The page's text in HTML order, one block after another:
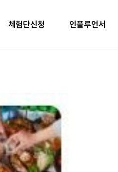
체험단신청 인플루언서